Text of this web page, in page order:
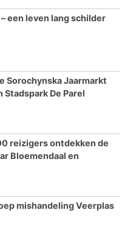
een leven lang schilder
Sorochynska Jaarmarkt
Stadspark De Parel
reizigers ontdekken de
Bloemendaal en
mishandeling Veerplas